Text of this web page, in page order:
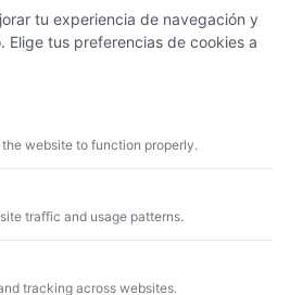
tu experiencia de navegación y
Elige tus preferencias de cookies a
website to function properly.
traffic and usage patterns.
tracking across websites.